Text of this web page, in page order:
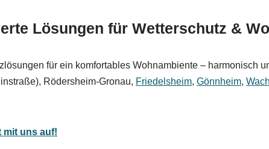
Lösungen für Wetterschutz &
für ein komfortables Wohnambiente –
Rödersheim-Gronau, Friedelsheim, Gönnheim,
mit uns auf!